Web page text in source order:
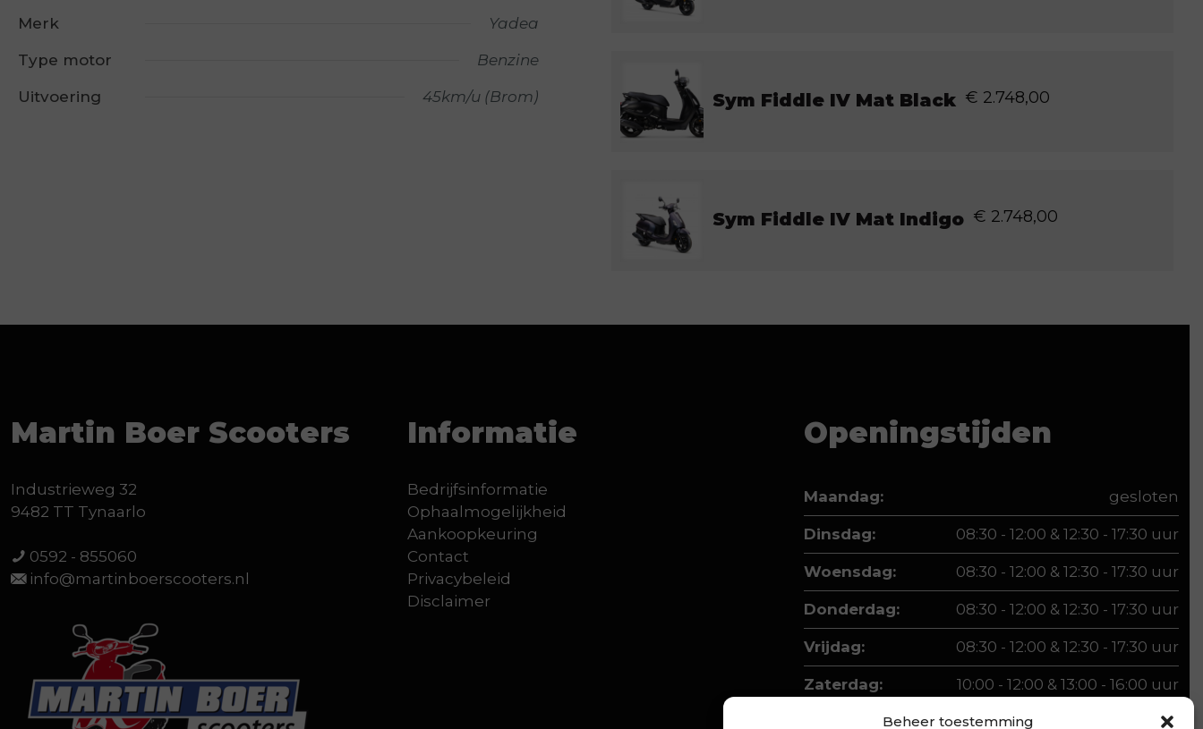
Beheer toestemming
Merk Yadea
Type motor Benzine
Uitvoering 45km/u (Brom) Sym Fiddle IV Mat Black € 2.748,00
Sym Fiddle IV Mat Indigo € 2.748,00
Martin Boer Scooters
Industrieweg 32
9482 TT Tynaarlo
0592 - 855060
info@martinboerscooters.nl
Informatie
Bedrijfsinformatie
Ophaalmogelijkheid
Aankoopkeuring
Contact
Privacybeleid
Disclaimer
Openingstijden
Maandag: gesloten
Dinsdag: 08:30 - 12:00 & 12:30 - 17:30 uur
Woensdag: 08:30 - 12:00 & 12:30 - 17:30 uur
Donderdag: 08:30 - 12:00 & 12:30 - 17:30 uur
Vrijdag: 08:30 - 12:00 & 12:30 - 17:30 uur
Zaterdag: 10:00 - 12:00 & 13:00 - 16:00 uur